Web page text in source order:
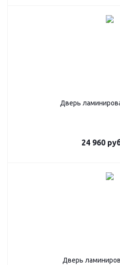
Дверь
24 960
Дверь